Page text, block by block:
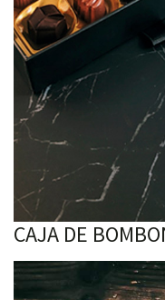
CAJA DE